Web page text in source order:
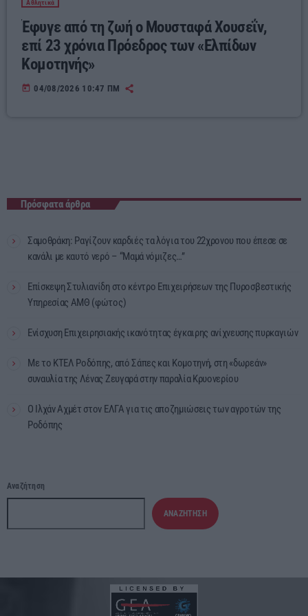
Αθλητικά
Έφυγε από τη ζωή ο Μουσταφά Χουσεΐν,
επί 23 χρόνια Πρόεδρος των «Ελπίδων
Κομοτηνής»
today 04/08/2026 10:47 ΠΜ
Πρόσφατα άρθρα
Σαμοθράκη: Ραγίζουν καρδιές τα λόγια του 22χρονου που έπεσε σε
κανάλι με καυτό νερό – “Μαμά νόμιζες…”
Επίσκεψη Στυλιανίδη στο κέντρο Επιχειρήσεων της Πυροσβεστικής
Υπηρεσίας ΑΜΘ (φώτος)
Ενίσχυση Επιχειρησιακής ικανότητας έγκαιρης ανίχνευσης πυρκαγιών
Με το ΚΤΕΛ Ροδόπης, από Σάπες και Κομοτηνή, στη «δωρεάν»
συναυλία της Λένας Ζευγαρά στην παραλία Κρυονερίου
Ο Ιλχάν Αχμέτ στον ΕΛΓΑ για τις αποζημιώσεις των αγροτών της
Ροδόπης
Αναζήτηση
ΑΝΑΖΉΤΗΣΗ